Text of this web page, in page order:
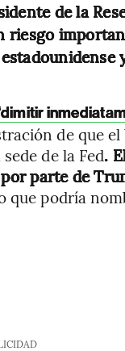
de la
riesgo
de que
de la Fed.
parte de
que podría